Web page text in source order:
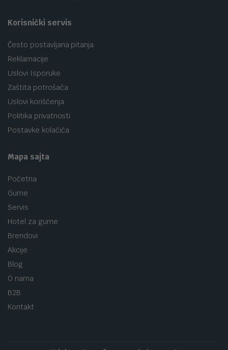
Korisnički servis
Često postavljana pitanja
Reklamacije
Uslovi Isporuke
Zaštita potrošača
Uslovi korišćenja
Politika privatnosti
Postavke kolačića
Mapa sajta
Početna
Gume
Servis
Hotel za gume
Brendovi
Akcije
Blog
O nama
B2B
Kontakt